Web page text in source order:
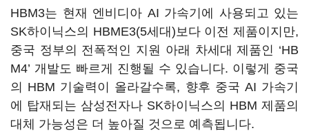
HBM3는 현재 엔비디아 AI 가속기에 사용되고 있는
SK하이닉스의 HBME3(5세대)보다 이전 제품이지만,
중국 정부의 전폭적인 지원 아래 차세대 제품인 ‘HB
M4’ 개발도 빠르게 진행될 수 있습니다. 이렇게 중국
의 HBM 기술력이 올라갈수록, 향후 중국 AI 가속기
에 탑재되는 삼성전자나 SK하이닉스의 HBM 제품의
대체 가능성은 더 높아질 것으로 예측됩니다.